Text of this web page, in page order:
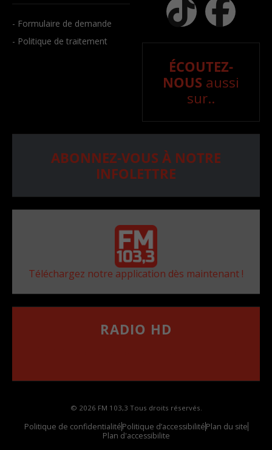
- Formulaire de demande
- Politique de traitement
ÉCOUTEZ-
NOUS aussi
sur..
ABONNEZ-VOUS À NOTRE
INFOLETTRE
Téléchargez notre application dès maintenant !
RADIO HD
© 2026 FM 103,3 Tous droits réservés.
Politique de confidentialitéPolitique d’accessibilitéPlan du site
Plan d'accessibilite